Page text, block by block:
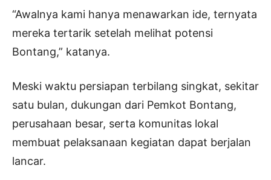
“Awalnya kami hanya menawarkan ide, ternyata
mereka tertarik setelah melihat potensi
Bontang,” katanya.
Meski waktu persiapan terbilang singkat, sekitar
satu bulan, dukungan dari Pemkot Bontang,
perusahaan besar, serta komunitas lokal
membuat pelaksanaan kegiatan dapat berjalan
lancar.